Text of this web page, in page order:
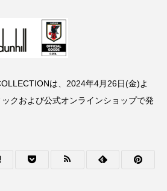
は、2024年4月26日(金)よ
クおよび公式オンラインショップで発